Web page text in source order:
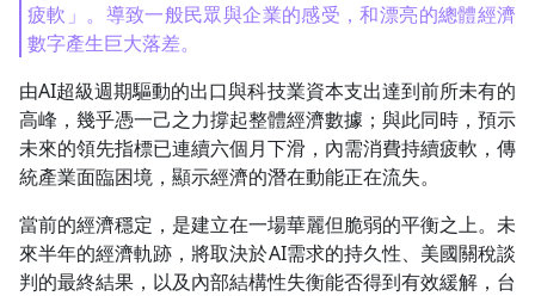
疲軟」。導致一般民眾與企業的感受，和漂亮的總體經濟
數字產生巨大落差。
由AI超級週期驅動的出口與科技業資本支出達到前所未有的
高峰，幾乎憑一己之力撐起整體經濟數據；與此同時，預示
未來的領先指標已連續六個月下滑，內需消費持續疲軟，傳
統產業面臨困境，顯示經濟的潛在動能正在流失。
當前的經濟穩定，是建立在一場華麗但脆弱的平衡之上。未
來半年的經濟軌跡，將取決於AI需求的持久性、美國關稅談
判的最終結果，以及內部結構性失衡能否得到有效緩解，台